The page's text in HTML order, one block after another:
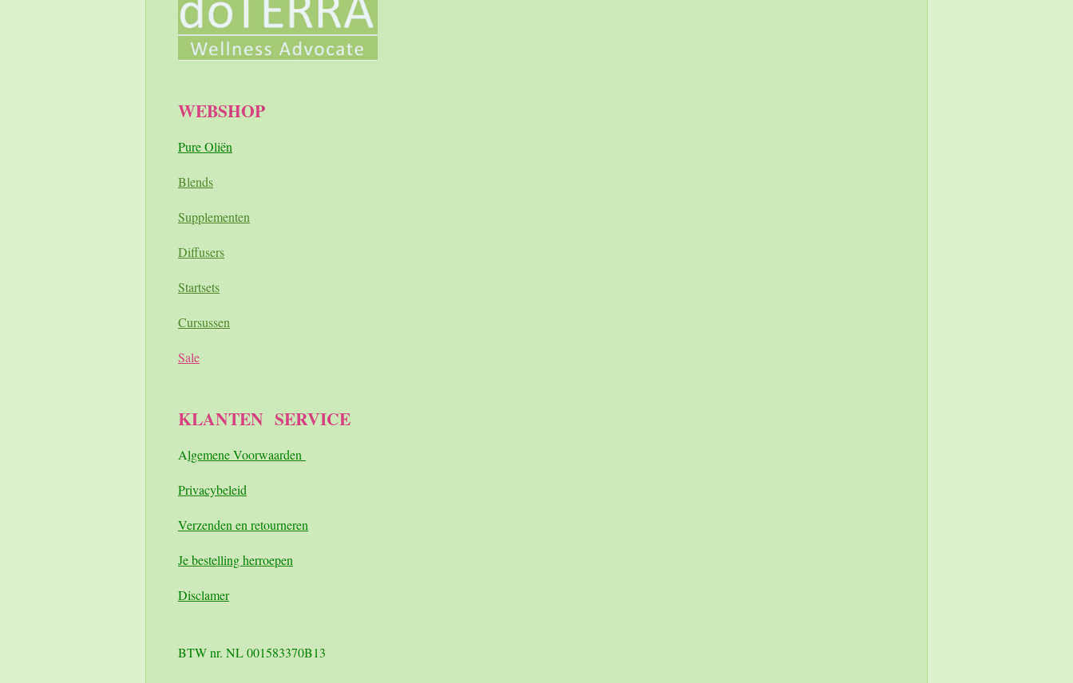
WEBSHOP
Pure Oliën
Blends
Supplementen
Diffusers
Startsets
Cursussen
Sale
KLANTEN SERVICE
Algemene Voorwaarden
Privacybeleid
Verzenden en retourneren
Je bestelling herroepen
Disclamer
BTW nr. NL 001583370B13